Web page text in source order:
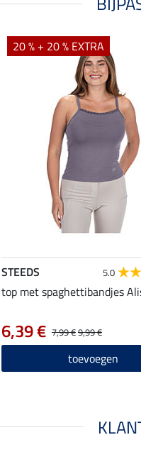
20 % + 20 % EXTRA
STEEDS 5.0
top met spaghettibandjes
7,99 €9,99 €
6,39 €
toevoegen